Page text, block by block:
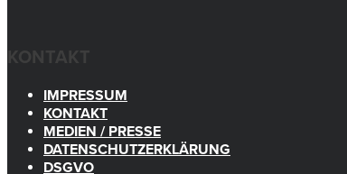
KONTAKT
IMPRESSUM
KONTAKT
MEDIEN / PRESSE
DATENSCHUTZERKLÄRUNG
DSGVO